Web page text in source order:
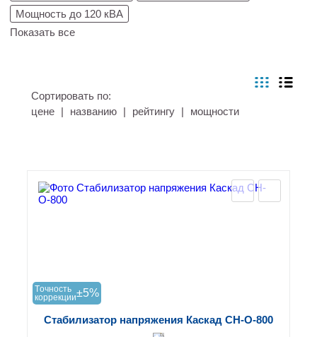
Мощность до 120 кВА
Показать все
Сортировать по:
цене | названию | рейтингу | мощности
Tочность
коррекции±5%
Стабилизатор напряжения Каскад СН-О-800